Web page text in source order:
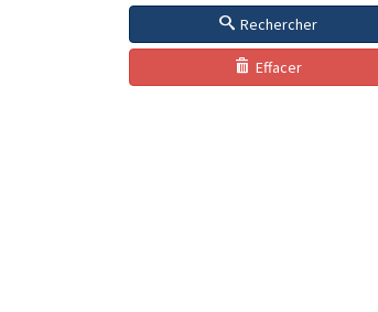
Rechercher
Effacer